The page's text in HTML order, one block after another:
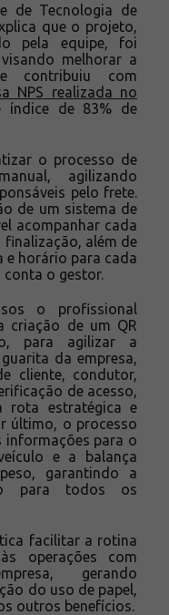
de Tecnologia de
que o projeto,
pela equipe, foi
melhorar a
contribuiu com
NPS realizada no
índice de 83% de
o processo de
agilizando
pelo frete.
de um sistema de
acompanhar cada
além de
e horário para cada
o gestor.
o profissional
criação de um QR
para agilizar a
da empresa,
cliente, condutor,
de acesso,
rota estratégica e
último, o processo
informações para o
e a balança
garantindo a
para todos os
facilitar a rotina
operações com
gerando
do uso de papel,
outros benefícios.